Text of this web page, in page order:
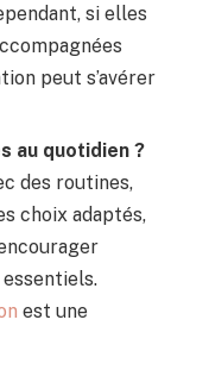
si elles
peut s’avérer
au quotidien ?
des routines,
choix adaptés,
est une